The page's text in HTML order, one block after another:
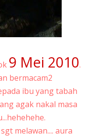
9 Mei 2010.
bermacam2
ibu yang tabah
agak nakal masa
melawan.... aura